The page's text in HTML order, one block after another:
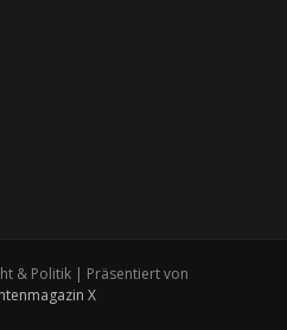
& Politik | Präsentiert von
X